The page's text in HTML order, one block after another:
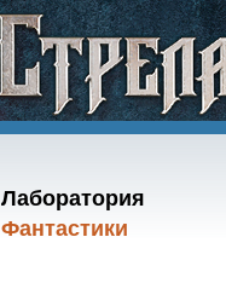
Лаборатория
Фантастики